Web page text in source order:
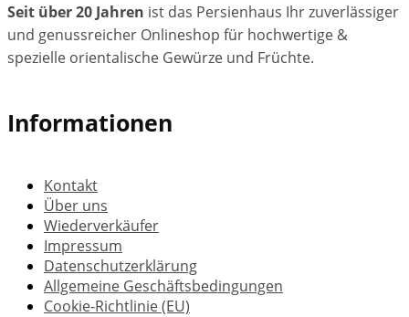
Seit über 20 Jahren ist das Persienhaus Ihr zuverlässiger
und genussreicher Onlineshop für hochwertige &
spezielle orientalische Gewürze und Früchte.
Informationen
Kontakt
Über uns
Wiederverkäufer
Impressum
Datenschutzerklärung
Allgemeine Geschäftsbedingungen
Cookie-Richtlinie (EU)